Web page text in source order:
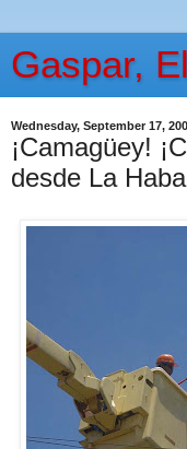
Gaspar,
Wednesday, September 17,
¡Camagüey!
desde La